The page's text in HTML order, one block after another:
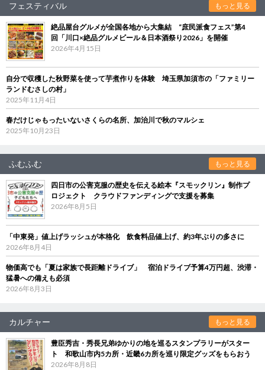
フェスティバル もっと見る
絶品屋台グルメが全国各地から大集結 “庶民派食フェス”第4
回「川口×絶品グルメビール＆日本酒祭り2026」を開催
2026年4月15日
自分で収穫した秋野菜を使って芋煮作りを体験 埼玉県加須市の「ファミリー
ランドむさしの村」
2025年11月4日
春だけじゃもったいないさくらの名所、加治川で秋のマルシェ
2025年10月23日
ふむふむ もっと見る
四日市の公害克服の歴史を伝える絵本『スモックリン』制作プ
ロジェクト クラウドファンディングで支援を募集
2026年8月5日
「中東発」値上げラッシュが本格化 飲食料品値上げ、約3年ぶりの多さに
2026年8月4日
物価高でも「夏は家族で長距離ドライブ」 宿泊ドライブ予算4万円超、渋滞・
猛暑への備えも必須
2026年8月3日
カルチャー もっと見る
豊臣秀吉・秀長兄弟ゆかりの地を巡るスタンプラリーがスター
ト 和歌山市内5カ所・近畿6カ所を巡り限定グッズをもらおう
2026年8月8日